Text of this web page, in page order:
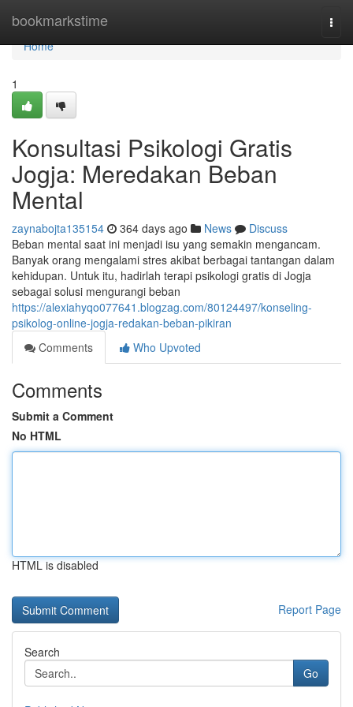
bookmarkstime
Home
Home
1
Konsultasi Psikologi Gratis
Jogja: Meredakan Beban
Mental
zaynabojta135154 364 days ago News
Discuss
Beban mental saat ini menjadi isu yang semakin mengancam.
Banyak orang mengalami stres akibat berbagai tantangan dalam
kehidupan. Untuk itu, hadirlah terapi psikologi gratis di Jogja
sebagai solusi mengurangi beban
https://alexiahyqo077641.blogzag.com/80124497/konseling-
psikolog-online-jogja-redakan-beban-pikiran
Comments
Who Upvoted
Comments
Submit a Comment
No HTML
HTML is disabled
Report Page
Search
Go